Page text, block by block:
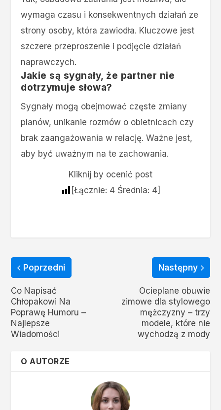
wymaga czasu i konsekwentnych działań ze
strony osoby, która zawiodła. Kluczowe jest
szczere przeproszenie i podjęcie działań
naprawczych.
Jakie są sygnały, że partner nie
dotrzymuje słowa?
Sygnały mogą obejmować częste zmiany
planów, unikanie rozmów o obietnicach czy
brak zaangażowania w relację. Ważne jest,
aby być uważnym na te zachowania.
Kliknij by ocenić post
[Łącznie: 4Średnia: 4]
Poprzedni
Co Napisać
Chłopakowi Na
Poprawę Humoru –
Najlepsze
Wiadomości
Następny
Ocieplane obuwie
zimowe dla stylowego
mężczyzny – trzy
modele, które nie
wychodzą z mody
O AUTORZE